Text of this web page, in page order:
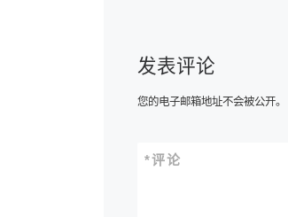
发表评论
您的电子邮箱地址不会被公开。
评论
*